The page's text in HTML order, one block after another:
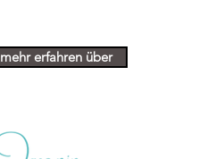
mehr erfahren über